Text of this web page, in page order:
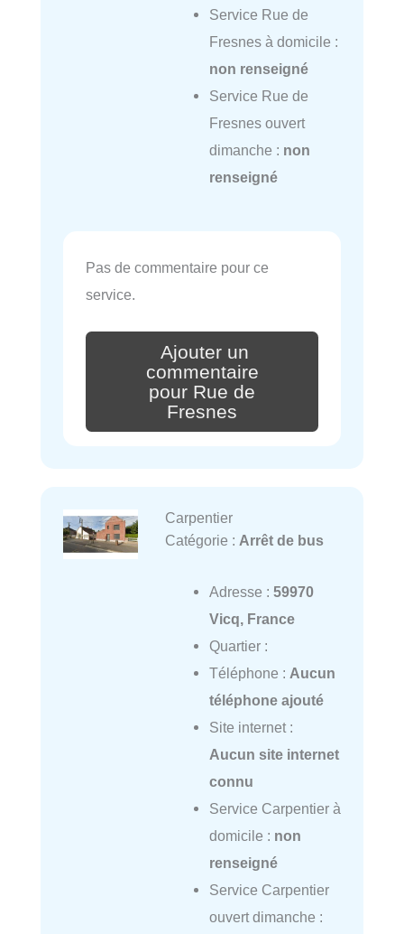
Service Rue de
Fresnes à domicile :
non renseigné
Service Rue de
Fresnes ouvert
dimanche : non
renseigné
Pas de commentaire pour ce
service.
Ajouter un
commentaire
pour Rue de
Fresnes
Carpentier
Catégorie : Arrêt de bus
Adresse : 59970
Vicq, France
Quartier :
Téléphone : Aucun
téléphone ajouté
Site internet :
Aucun site internet
connu
Service Carpentier à
domicile : non
renseigné
Service Carpentier
ouvert dimanche :